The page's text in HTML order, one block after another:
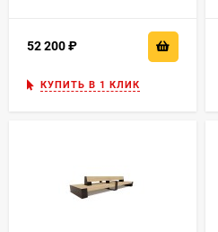
52 200
КУПИТЬ В 1 КЛИК